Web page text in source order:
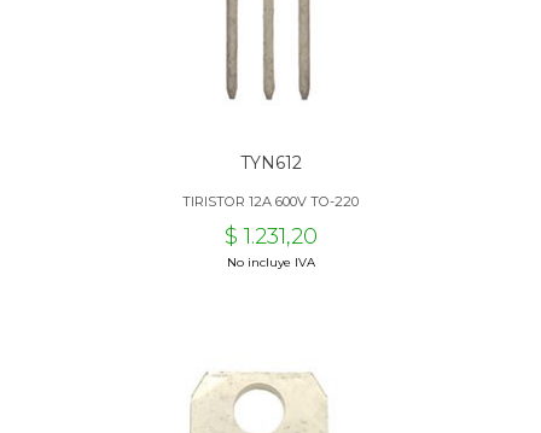
TYN612
TIRISTOR 12A 600V TO-220
$ 1.231,20
No incluye IVA